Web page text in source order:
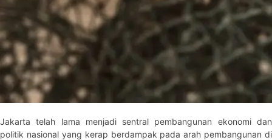
Jakarta telah lama menjadi sentral pembangunan ekonomi dan
politik nasional yang kerap berdampak pada arah pembangunan di